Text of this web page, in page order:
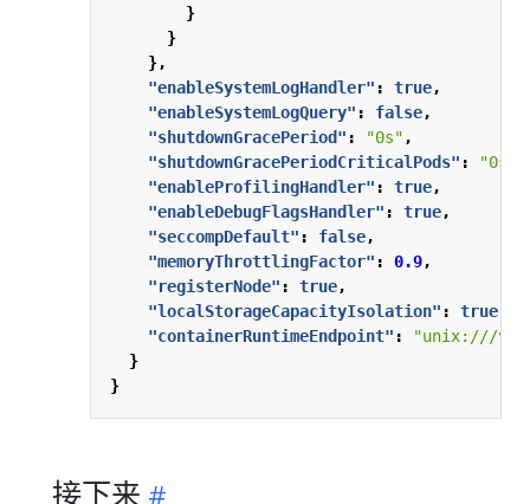
}
}
},
"enableSystemLogHandler" : true,
"enableSystemLogQuery" : false,
"shutdownGracePeriod" : "0s" ,
"shutdownGracePeriodCriticalPods" : "0s"
"enableProfilingHandler" : true,
"enableDebugFlagsHandler" : true,
"seccompDefault" : false,
"memoryThrottlingFactor" : 0.9,
"registerNode" : true,
"localStorageCapacityIsolation" : true
"containerRuntimeEndpoint" :
"unix:///
}
}
接下来